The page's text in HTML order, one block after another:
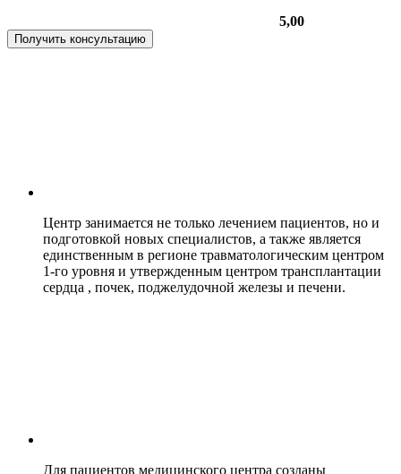
5,00
Получить консультацию
Центр занимается не только лечением пациентов, но и
подготовкой новых специалистов, а также является
единственным в регионе травматологическим центром
1-го уровня и утвержденным центром трансплантации
сердца , почек, поджелудочной железы и печени.
Для пациентов медицинского центра созданы